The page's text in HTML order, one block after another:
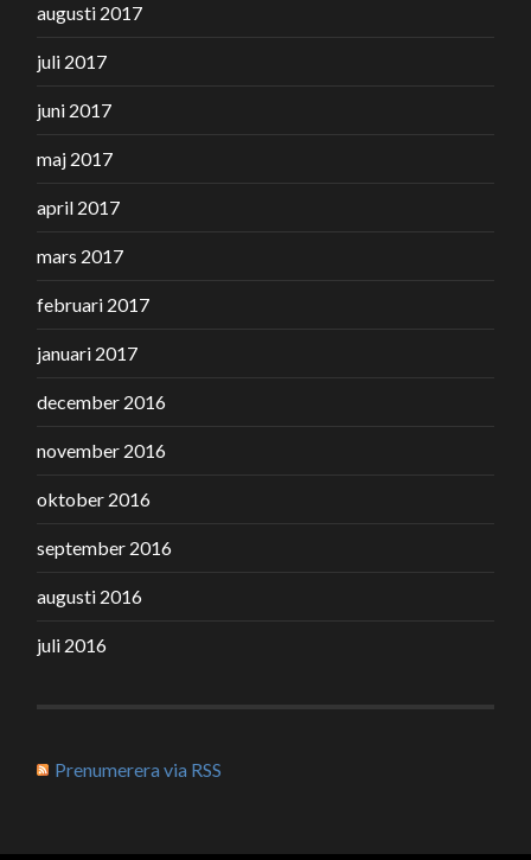
augusti 2017
juli 2017
juni 2017
maj 2017
april 2017
mars 2017
februari 2017
januari 2017
december 2016
november 2016
oktober 2016
september 2016
augusti 2016
juli 2016
Prenumerera via RSS